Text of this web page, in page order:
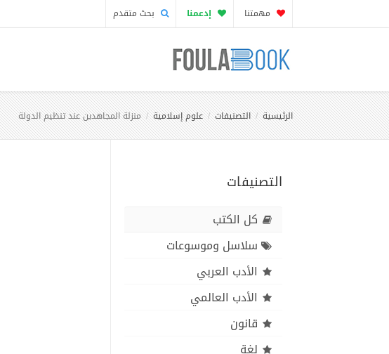
مهمتنا إدعمنا بحث متقدم
الرئيسية التصنيفات علوم إسلامية منزلة المجاهدين عند تنظيم الدولة
التصنيفات
كل الكتب
سلاسل وموسوعات
الأدب العربي
الأدب العالمي
قانون
لغة